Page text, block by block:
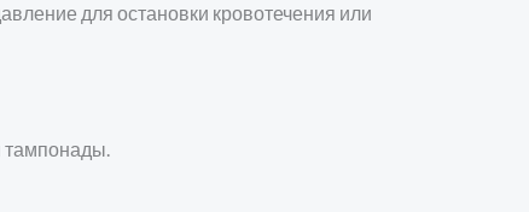
для остановки кровотечения или
тампонады.